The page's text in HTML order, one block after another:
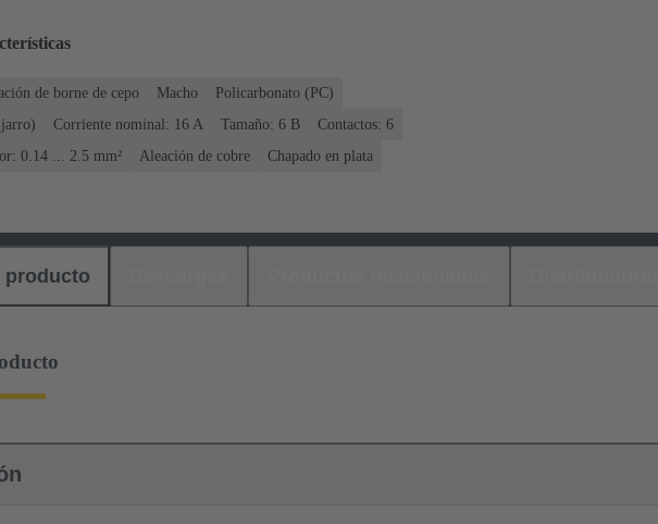
de borne de cepo Macho
Policarbonato (PC)
Corriente nominal: ‌16 A Tamaño: 6 B
Contactos: 6
0.14 ... 2.5 mm²
Aleación de cobre Chapado en plata
producto